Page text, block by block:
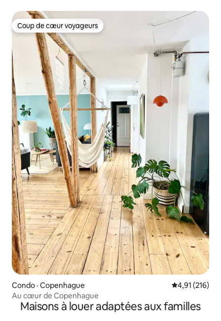
Coup de cœur voyageurs
Coup de cœur voyageurs
Condo · Copenhague Note
4,91 (216)
Au cœur de Copenhague
Maisons à louer adaptées aux familles